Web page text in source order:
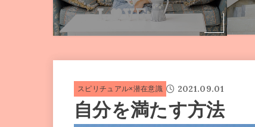
スピリチュアル×潜在意識 2021.09.01
自分を満たす方法